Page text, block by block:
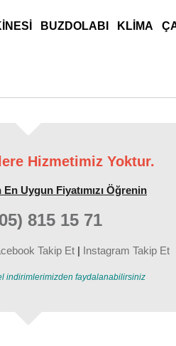
BUZDOLABI KLIMA
Hizmetimiz Yoktur.
Uygun Fiyatımızı Öğrenin
815 15 71
Takip Et | Instagram Takip Et
indirimlerimizden faydalanabilirsiniz